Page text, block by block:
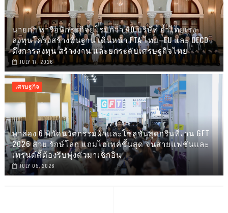
นายกฯ หารือนักธุรกิจยุโรปกว่า 40 บริษัท ย้ำไทยเร่ง
ลงทุนโครงสร้างพื้นฐาน เดินหน้า FTA ไทย–EU และ OECD
ดึงการลงทุน สร้างงาน และยกระดับเศรษฐกิจไทย
JULY 17, 2026
เศรษฐกิจ
พาส่อง 6 พิกัดนวัตกรรมผ้าและโซลูชันสุดกรีนที่งาน GFT
2026 สวย รักษ์โลก แถมไฮเทคขั้นสุด จนสายแฟชั่นและ
เทรนด์ดี้ต้องรีบพุ่งตัวมาเช็กอิน
JULY 05, 2026